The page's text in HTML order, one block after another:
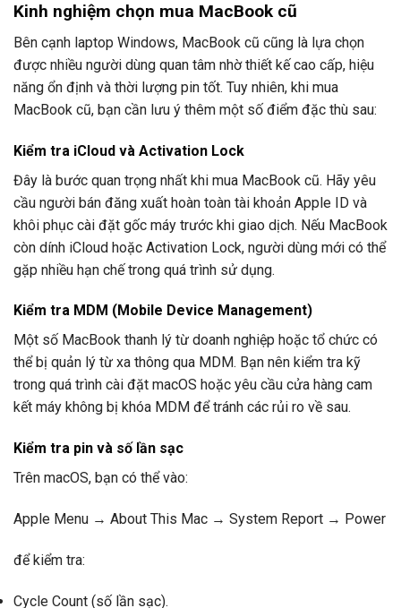
Kinh nghiệm chọn mua MacBook cũ
Bên cạnh laptop Windows, MacBook cũ cũng là lựa chọn
được nhiều người dùng quan tâm nhờ thiết kế cao cấp, hiệu
năng ổn định và thời lượng pin tốt. Tuy nhiên, khi mua
MacBook cũ, bạn cần lưu ý thêm một số điểm đặc thù sau:
Kiểm tra iCloud và Activation Lock
Đây là bước quan trọng nhất khi mua MacBook cũ. Hãy yêu
cầu người bán đăng xuất hoàn toàn tài khoản Apple ID và
khôi phục cài đặt gốc máy trước khi giao dịch. Nếu MacBook
còn dính iCloud hoặc Activation Lock, người dùng mới có thể
gặp nhiều hạn chế trong quá trình sử dụng.
Kiểm tra MDM (Mobile Device Management)
Một số MacBook thanh lý từ doanh nghiệp hoặc tổ chức có
thể bị quản lý từ xa thông qua MDM. Bạn nên kiểm tra kỹ
trong quá trình cài đặt macOS hoặc yêu cầu cửa hàng cam
kết máy không bị khóa MDM để tránh các rủi ro về sau.
Kiểm tra pin và số lần sạc
Trên macOS, bạn có thể vào:
Apple Menu → About This Mac → System Report → Power
để kiểm tra:
Cycle Count (số lần sạc).